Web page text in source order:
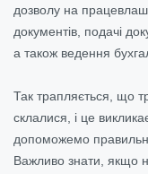
дозволу на
документів, подачі
а також ведення
Так трапляється, що
склалися, і це
допоможемо
Важливо знати, якщо